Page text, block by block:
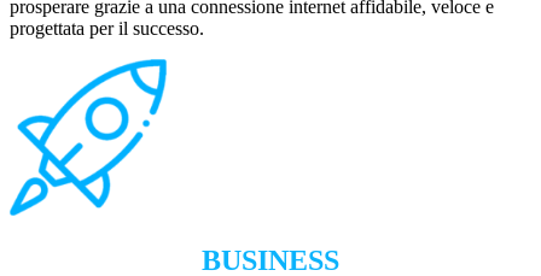
prosperare grazie a una connessione internet affidabile, veloce e
progettata per il successo.
BUSINESS